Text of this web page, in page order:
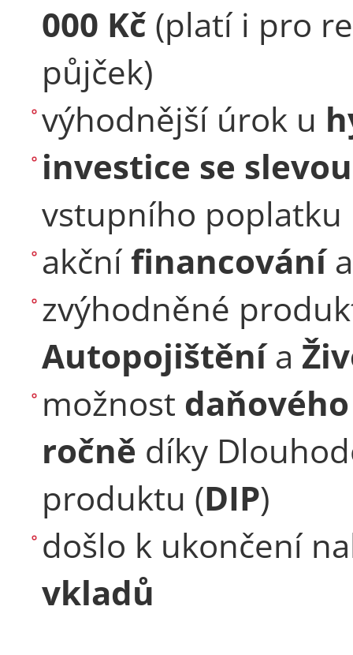
000 Kč (platí i pro
půjček)
výhodnější úrok u
investice se
vstupního poplatku
akčnífinancování
zvýhodněné
Autopojištěnía
možnost
ročně díky
produktu (DIP)
došlo k ukončení
vkladů